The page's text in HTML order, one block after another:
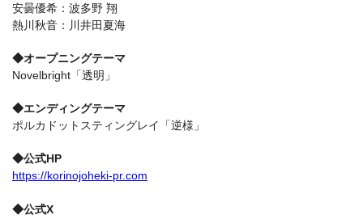
安曇優希：波多野 翔
熱川秋音：川井田夏海
◆オープニングテーマ
Novelbright「透明」
◆エンディングテーマ
ポルカドットスティングレイ「逆様」
◆公式HP
https://korinojoheki-pr.com
◆公式X